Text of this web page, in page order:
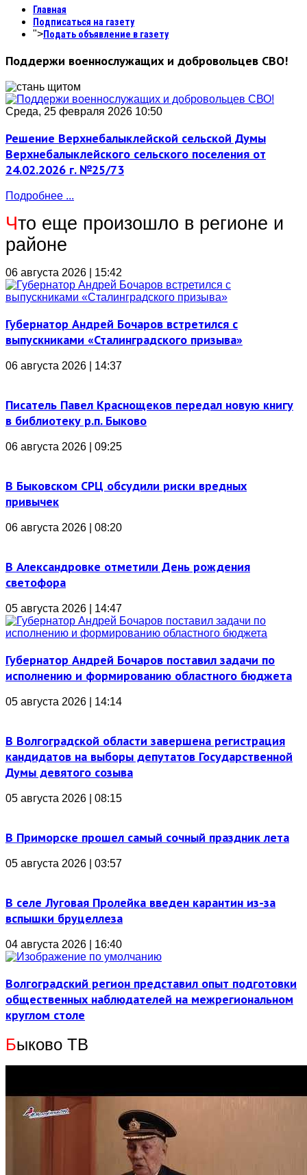
Главная
Подписаться на газету
">Подать объявление в газету
Поддержи военнослужащих и добровольцев СВО!
Среда, 25 февраля 2026 10:50
Решение Верхнебалыклейской сельской Думы
Верхнебалыклейского сельского поселения от
24.02.2026 г. №25/73
Подробнее ...
Что еще произошло в регионе и
районе
06 августа 2026 | 15:42
Губернатор Андрей Бочаров встретился с
выпускниками «Сталинградского призыва»
06 августа 2026 | 14:37
Писатель Павел Краснощеков передал новую книгу
в библиотеку р.п. Быково
06 августа 2026 | 09:25
В Быковском СРЦ обсудили риски вредных
привычек
06 августа 2026 | 08:20
В Александровке отметили День рождения
светофора
05 августа 2026 | 14:47
Губернатор Андрей Бочаров поставил задачи по
исполнению и формированию областного бюджета
05 августа 2026 | 14:14
В Волгоградской области завершена регистрация
кандидатов на выборы депутатов Государственной
Думы девятого созыва
05 августа 2026 | 08:15
В Приморске прошел самый сочный праздник лета
05 августа 2026 | 03:57
В селе Луговая Пролейка введен карантин из-за
вспышки бруцеллеза
04 августа 2026 | 16:40
Волгоградский регион представил опыт подготовки
общественных наблюдателей на межрегиональном
круглом столе
Быково ТВ